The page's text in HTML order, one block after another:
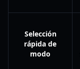
Selección
rápida de
modo